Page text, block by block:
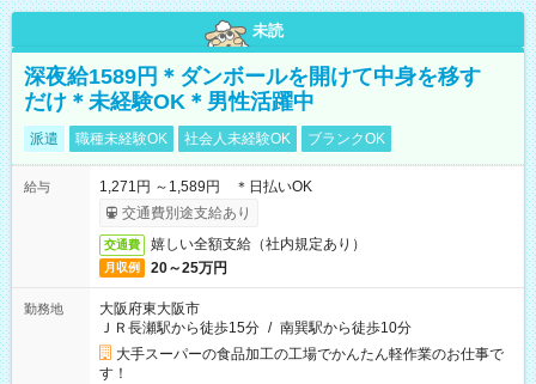
未読
深夜給1589円＊ダンボールを開けて中身を移す
だけ＊未経験OK＊男性活躍中
派遣 職種未経験OK 社会人未経験OK ブランクOK
給与
1,271円 ～1,589円 ＊日払いOK
交通費別途支給あり
交通費 嬉しい全額支給（社内規定あり）
月収例 20～25万円
勤務地
大阪府東大阪市
ＪＲ長瀬駅から徒歩15分 / 南巽駅から徒歩10分
大手スーパーの食品加工の工場でかんたん軽作業のお仕事で
す！